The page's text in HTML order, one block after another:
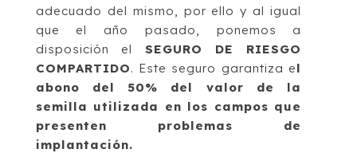
adecuado del mismo, por ello y al igual
que el año pasado, ponemos a
disposición el SEGURO DE RIESGO
COMPARTIDO. Este seguro garantiza el
abono del 50% del valor de la
semilla utilizada en los campos que
presenten problemas de
implantación.